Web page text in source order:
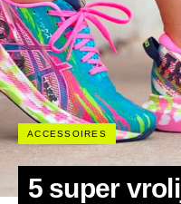
ACCESSOIRES
5 super